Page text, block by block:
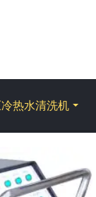
热水清洗机